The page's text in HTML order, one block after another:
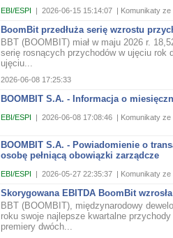
EBI/ESPI | 2026-06-15 15:14:07 | Komunikaty ze
BoomBit przedłuża serię wzrostu
BBT (BOOMBIT) miał w maju 2026 r.
serię rosnących przychodów w ujęciu
ujęciu...
2026-06-08 17:25:33
BOOMBIT S.A. - Informacja o
EBI/ESPI | 2026-06-08 17:08:46 | Komunikaty ze
BOOMBIT S.A. - Powiadomienie o
osobę pełniącą obowiązki zarządcze
EBI/ESPI | 2026-05-27 22:35:37 | Komunikaty ze
Skorygowana EBITDA BoomBit
BBT (BOOMBIT), międzynarodowy
roku swoje najlepsze kwartalne
premiery dwóch...